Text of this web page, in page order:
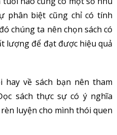
phân biệt cũng chỉ có tính
chúng ta nên chọn sách có
lượng để đạt được hiệu quả
về sách bạn nên tham
sách thực sự có ý nghĩa
luyện cho mình thói quen